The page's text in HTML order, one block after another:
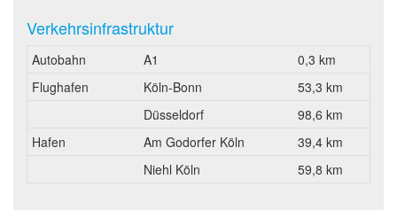
Verkehrsinfrastruktur
Autobahn A1
0,3 km
Flughafen
Köln-Bonn
53,3 km
Düsseldorf
98,6 km
Hafen
Am Godorfer Köln
39,4 km
Niehl Köln
59,8 km